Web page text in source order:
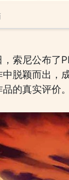
，索尼公布了
中脱颖而出，
的真实评价。